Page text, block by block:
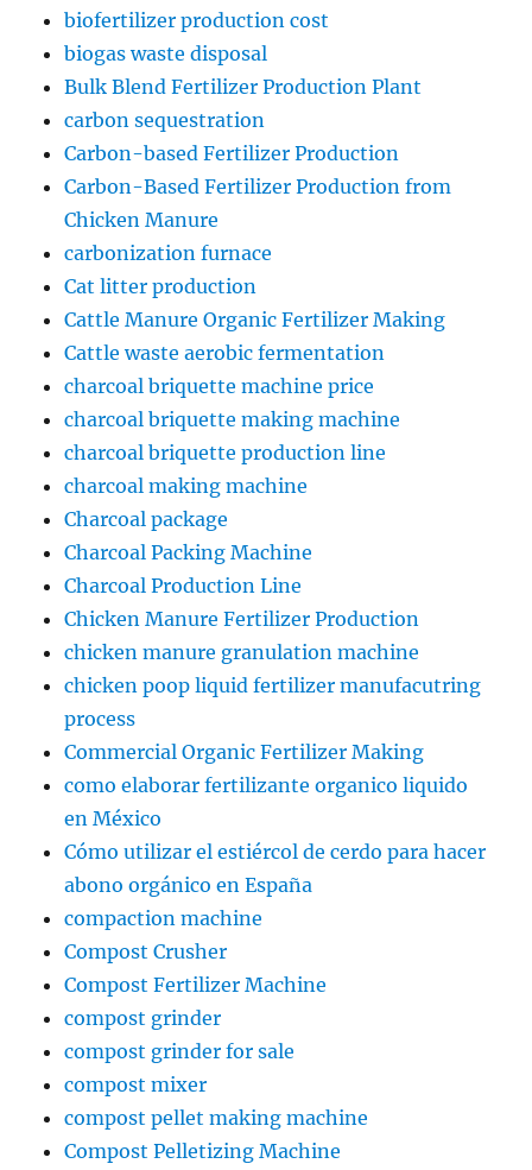
biofertilizer production cost
biogas waste disposal
Bulk Blend Fertilizer Production Plant
carbon sequestration
Carbon-based Fertilizer Production
Carbon-Based Fertilizer Production from
Chicken Manure
carbonization furnace
Cat litter production
Cattle Manure Organic Fertilizer Making
Cattle waste aerobic fermentation
charcoal briquette machine price
charcoal briquette making machine
charcoal briquette production line
charcoal making machine
Charcoal package
Charcoal Packing Machine
Charcoal Production Line
Chicken Manure Fertilizer Production
chicken manure granulation machine
chicken poop liquid fertilizer manufacutring
process
Commercial Organic Fertilizer Making
como elaborar fertilizante organico liquido
en México
Cómo utilizar el estiércol de cerdo para hacer
abono orgánico en España
compaction machine
Compost Crusher
Compost Fertilizer Machine
compost grinder
compost grinder for sale
compost mixer
compost pellet making machine
Compost Pelletizing Machine